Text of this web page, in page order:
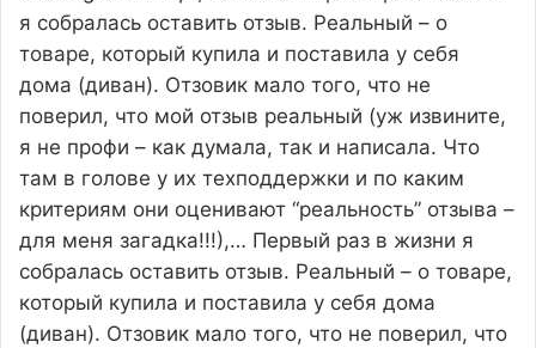
я собралась оставить отзыв. Реальный – о
товаре, который купила и поставила у себя
дома (диван). Отзовик мало того, что не
поверил, что мой отзыв реальный (уж извините,
я не профи – как думала, так и написала. Что
там в голове у их техподдержки и по каким
критериям они оценивают “реальность” отзыва –
для меня загадка!!!),… Первый раз в жизни я
собралась оставить отзыв. Реальный – о товаре,
который купила и поставила у себя дома
(диван). Отзовик мало того, что не поверил, что